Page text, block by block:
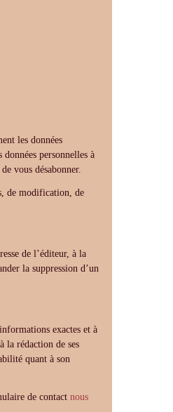
les données
personnelles à
vous désabonner.
de modification, de
de l’éditeur, à la
la suppression d’un
exactes et à
la rédaction de ses
quant à son
de contactnous